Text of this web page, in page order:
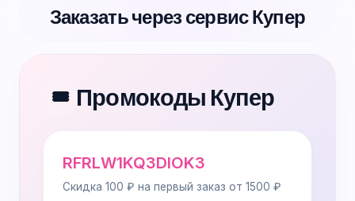
Заказать через сервис Купер
🎟️ Промокоды Купер
RFRLW1KQ3DIOK3
Скидка 100 ₽ на первый заказ от 1500 ₽